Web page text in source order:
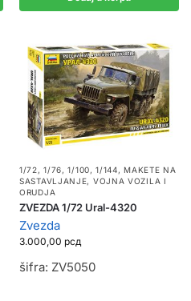
1/72, 1/76, 1/100, 1/144, MAKETE NA
SASTAVLJANJE, VOJNA VOZILA I
ORUDJA
ZVEZDA 1/72 Ural-4320
Zvezda
3.000,00 рсд
šifra: ZV5050